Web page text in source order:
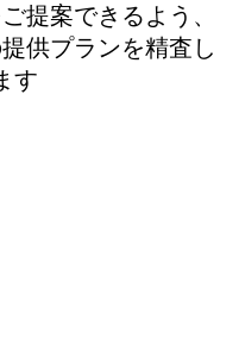
提案できるよう、
供プランを精査し
す